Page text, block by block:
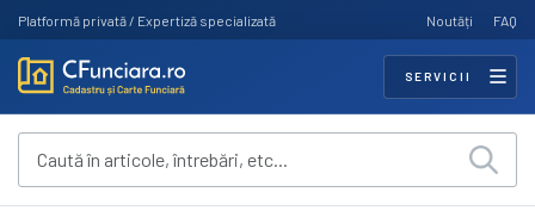
Platformă privată / Expertiză specializată Noutăți FAQ
SERVICII